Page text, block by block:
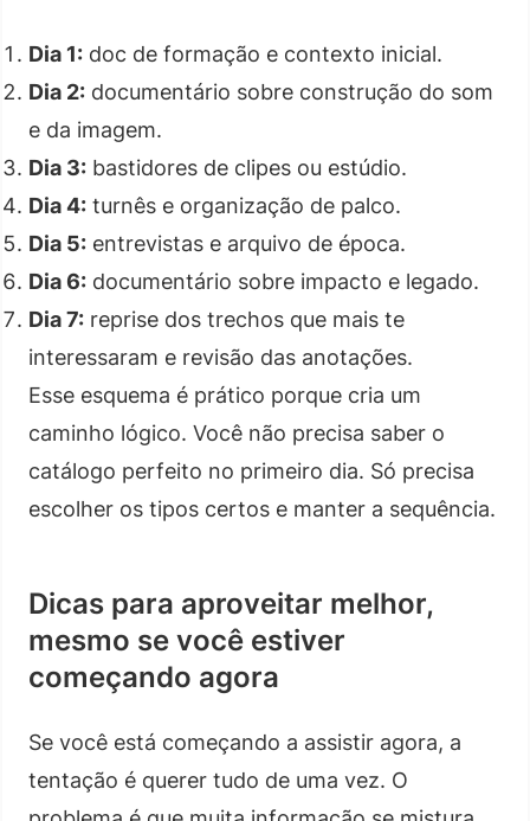
Dia 1: doc de formação e contexto inicial.
Dia 2: documentário sobre construção do som
e da imagem.
Dia 3: bastidores de clipes ou estúdio.
Dia 4: turnês e organização de palco.
Dia 5: entrevistas e arquivo de época.
Dia 6: documentário sobre impacto e legado.
Dia 7: reprise dos trechos que mais te
interessaram e revisão das anotações.
Esse esquema é prático porque cria um
caminho lógico. Você não precisa saber o
catálogo perfeito no primeiro dia. Só precisa
escolher os tipos certos e manter a sequência.
Dicas para aproveitar melhor,
mesmo se você estiver
começando agora
Se você está começando a assistir agora, a
tentação é querer tudo de uma vez. O